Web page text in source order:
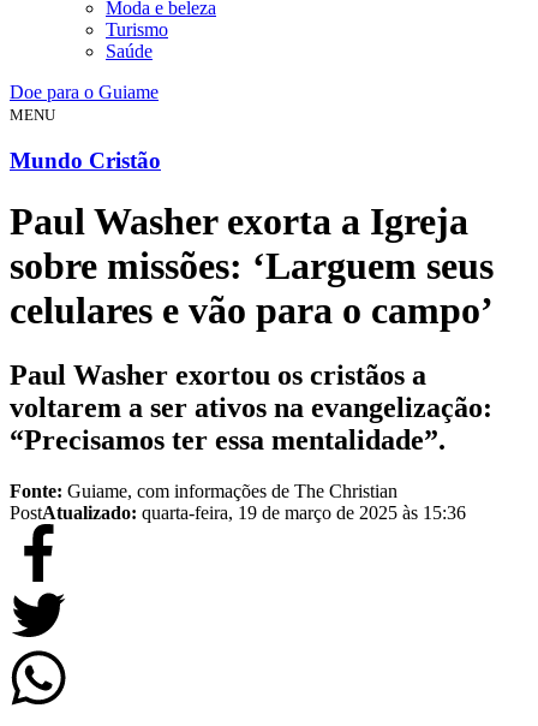
Moda e beleza
Turismo
Saúde
Doe para o Guiame
MENU
Mundo Cristão
Paul Washer exorta a Igreja
sobre missões: ‘Larguem seus
celulares e vão para o campo’
Paul Washer exortou os cristãos a
voltarem a ser ativos na evangelização:
“Precisamos ter essa mentalidade”.
Fonte: Guiame, com informações de The Christian
PostAtualizado: quarta-feira, 19 de março de 2025 às 15:36